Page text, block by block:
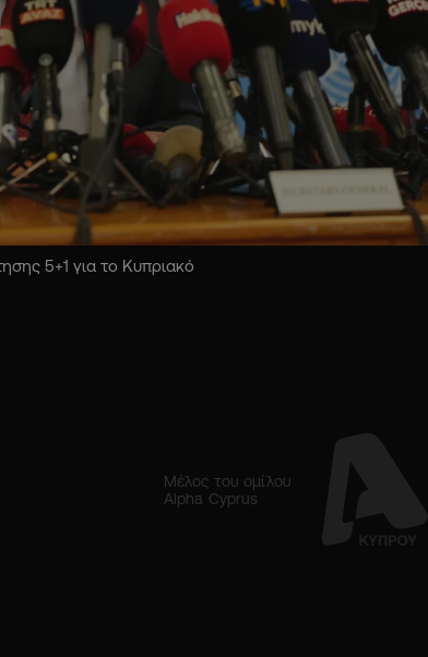
5+1 για το Κυπριακό
Μέλος του ομίλου
Alpha Cyprus